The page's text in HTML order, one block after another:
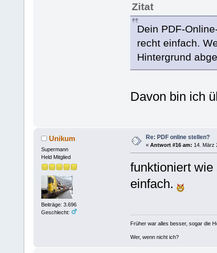
Zitat
Dein PDF-
recht einfach.
Hintergrund
Davon bin ich
Unikum
Supermann
Held Mitglied
Beiträge: 3.696
Geschlecht:
Re: PDF online stellen?
« Antwort #16 am: 14. März
funktioniert
einfach.
Früher war alles besser, sogar die
Wer, wenn nicht ich?